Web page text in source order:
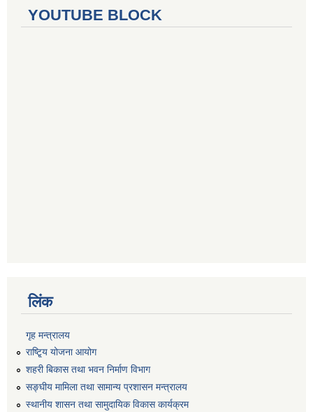
YOUTUBE BLOCK
लिंक
गृह मन्त्रालय
राष्टि्ृय योजना आयोग
शहरी बिकास तथा भवन निर्माण विभाग
सङ्घीय मामिला तथा सामान्य प्रशासन मन्त्रालय
स्थानीय शासन तथा सामुदायिक विकास कार्यक्रम